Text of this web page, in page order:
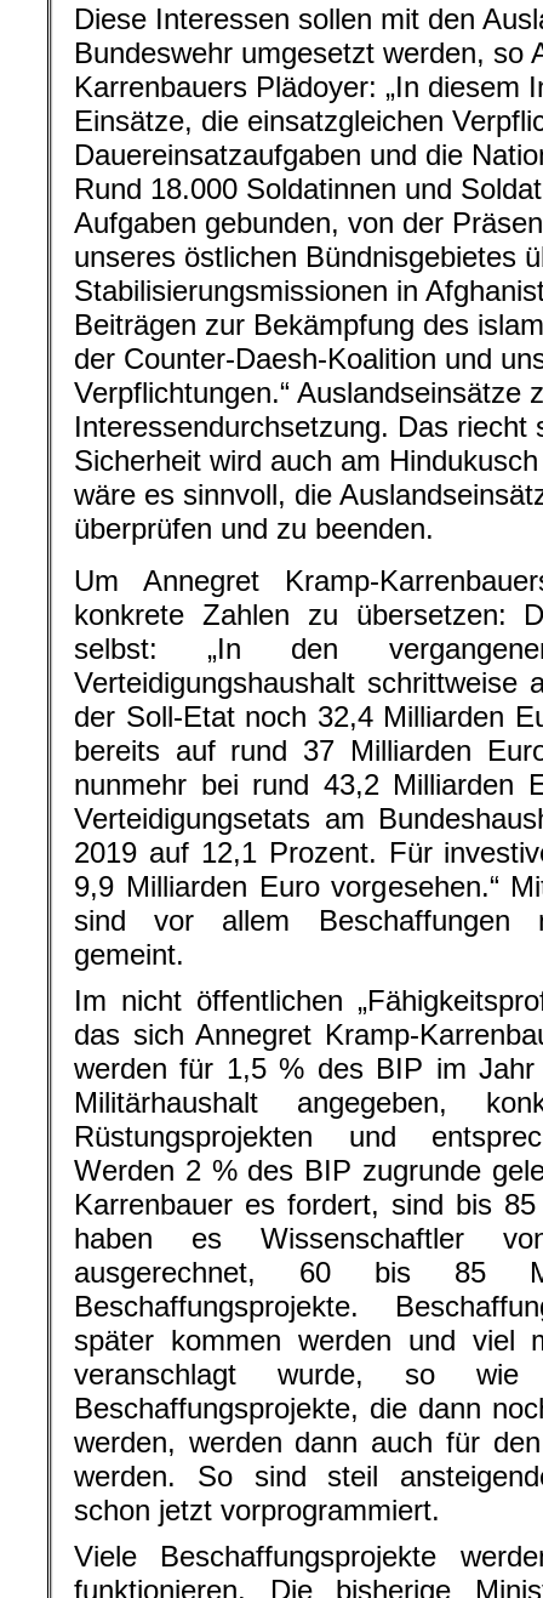
Diese Interessen sollen mit den
Bundeswehr umgesetzt werden, so
Karrenbauers Plädoyer: „In diesem
Einsätze, die einsatzgleichen
Dauereinsatzaufgaben und die
Rund 18.000 Soldatinnen und
Aufgaben gebunden, von der
unseres östlichen Bündnisgebietes
Stabilisierungsmissionen in
Beiträgen zur Bekämpfung des
der Counter-Daesh-Koalition und
Verpflichtungen.“ Auslandseinsätze
Interessendurchsetzung. Das riecht
Sicherheit wird auch am
wäre es sinnvoll, die
überprüfen und zu beenden.
Um Annegret Kramp-
konkrete Zahlen zu übersetzen:
selbst: „In den
Verteidigungshaushalt schrittweise
der Soll-Etat noch 32,4 Milliarden
bereits auf rund 37 Milliarden
nunmehr bei rund 43,2
Verteidigungsetats am
2019 auf 12,1 Prozent. Für
9,9 Milliarden Euro vorgesehen.“
sind vor allem Beschaffungen
gemeint.
Im nicht öffentlichen
das sich Annegret Kramp-
werden für 1,5 % des BIP im
Militärhaushalt angegeben,
Rüstungsprojekten und
Werden 2 % des BIP zugrunde
Karrenbauer es fordert, sind bis
haben es Wissenschaftler
ausgerechnet, 60 bis 85
Beschaffungsprojekte.
später kommen werden und viel
veranschlagt wurde, so
Beschaffungsprojekte, die dann
werden, werden dann auch für
werden. So sind steil
schon jetzt vorprogrammiert.
Viele Beschaffungsprojekte
funktionieren. Die bisherige